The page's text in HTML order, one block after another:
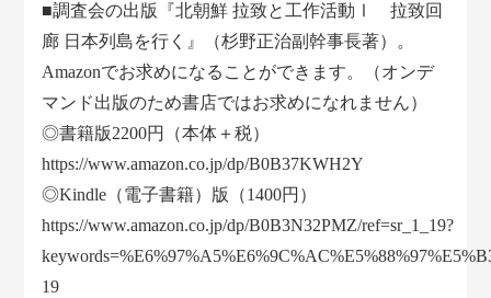
■調査会の出版『北朝鮮 拉致と工作活動Ⅰ 拉致回
廊 日本列島を行く』（杉野正治副幹事長著）。
Amazonでお求めになることができます。（オンデ
マンド出版のため書店ではお求めになれません）
◎書籍版2200円（本体＋税）
https://www.amazon.co.jp/dp/B0B37KWH2Y
◎Kindle（電子書籍）版（1400円）
https://www.amazon.co.jp/dp/B0B3N32PMZ/ref=sr_1_19?
19